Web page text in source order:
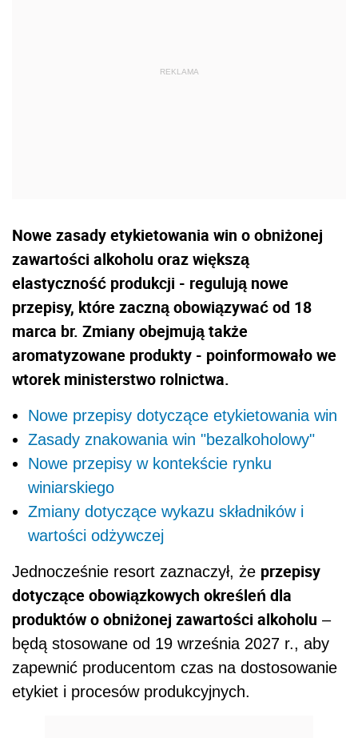
Nowe zasady etykietowania win o obniżonej
zawartości alkoholu oraz większą
elastyczność produkcji - regulują nowe
przepisy, które zaczną obowiązywać od 18
marca br. Zmiany obejmują także
aromatyzowane produkty - poinformowało we
wtorek ministerstwo rolnictwa.
Nowe przepisy dotyczące etykietowania win
Zasady znakowania win "bezalkoholowy"
Nowe przepisy w kontekście rynku
winiarskiego
Zmiany dotyczące wykazu składników i
wartości odżywczej
Jednocześnie resort zaznaczył, że przepisy
dotyczące obowiązkowych określeń dla
produktów o obniżonej zawartości alkoholu –
będą stosowane od 19 września 2027 r., aby
zapewnić producentom czas na dostosowanie
etykiet i procesów produkcyjnych.